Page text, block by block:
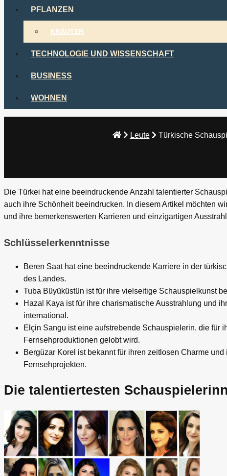
PFLANZEN
KRÄUTER
TECHNOLOGIE UND WISSENSCHAFT
BUSINESS
WOHNEN
Leute Türkische
Die Türkei hat eine beeindruckende Anzahl talentierter
auch ihre Schönheit beeindrucken. In diesem Artikel möchten
und ihre bemerkenswerten Karrieren und einzigartigen
Schlüsselerkenntnisse
Beren Saat hat eine beeindruckende Karriere in der
des Landes.
Tuba Büyüküstün ist für ihre vielseitige Schauspielkunst
Hazal Kaya ist für ihre charismatische Ausstrahlung und
international.
Elçin Sangu ist eine aufstrebende Schauspielerin, die für
Fernsehproduktionen gelobt wird.
Bergüzar Korel ist bekannt für ihren zeitlosen Charme
Fernsehprojekten.
Die talentiertesten